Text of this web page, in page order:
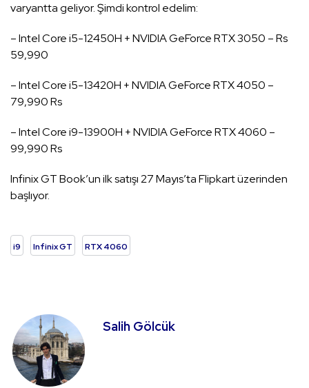
varyantta geliyor. Şimdi kontrol edelim:
– Intel Core i5-12450H + NVIDIA GeForce RTX 3050 – Rs
59,990
– Intel Core i5-13420H + NVIDIA GeForce RTX 4050 –
79,990 Rs
– Intel Core i9-13900H + NVIDIA GeForce RTX 4060 –
99,990 Rs
Infinix GT Book’un ilk satışı 27 Mayıs’ta Flipkart üzerinden
başlıyor.
i9 Infinix GT RTX 4060
Salih Gölcük